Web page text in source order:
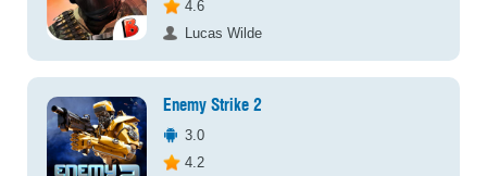
4.6
Lucas Wilde
Enemy Strike 2
3.0
4.2